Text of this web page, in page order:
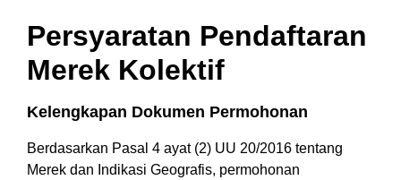
Persyaratan Pendaftaran
Merek Kolektif
Kelengkapan Dokumen Permohonan
Berdasarkan Pasal 4 ayat (2) UU 20/2016 tentang
Merek dan Indikasi Geografis, permohonan